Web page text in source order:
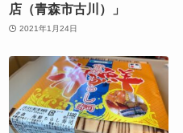
店（青森市古川）」
2021年1月24日